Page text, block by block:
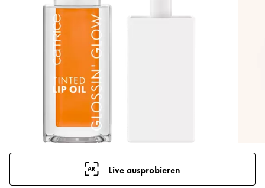
Live ausprobieren